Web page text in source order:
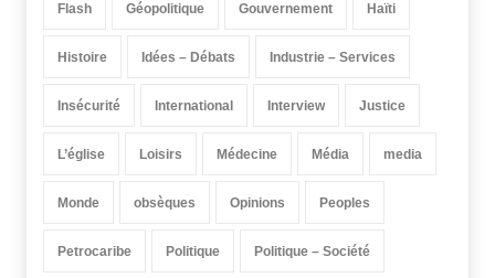
Flash Géopolitique Gouvernement Haïti
Histoire Idées – Débats Industrie – Services
Insécurité International Interview Justice
L’église Loisirs Médecine Média media
Monde obsèques Opinions Peoples
Petrocaribe Politique Politique – Société